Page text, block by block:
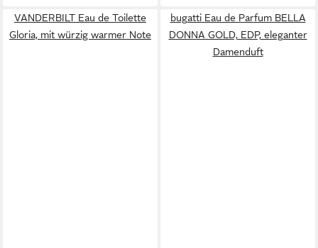
VANDERBILT Eau de Toilette
Gloria, mit würzig warmer Note
bugatti Eau de Parfum BELLA
DONNA GOLD, EDP, eleganter
Damenduft